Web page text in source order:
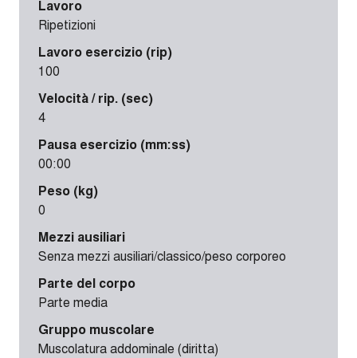
Lavoro
Ripetizioni
Lavoro esercizio (rip)
100
Velocità / rip. (sec)
4
Pausa esercizio (mm:ss)
00:00
Peso (kg)
0
Mezzi ausiliari
Senza mezzi ausiliari/classico/peso corporeo
Parte del corpo
Parte media
Gruppo muscolare
Muscolatura addominale (diritta)